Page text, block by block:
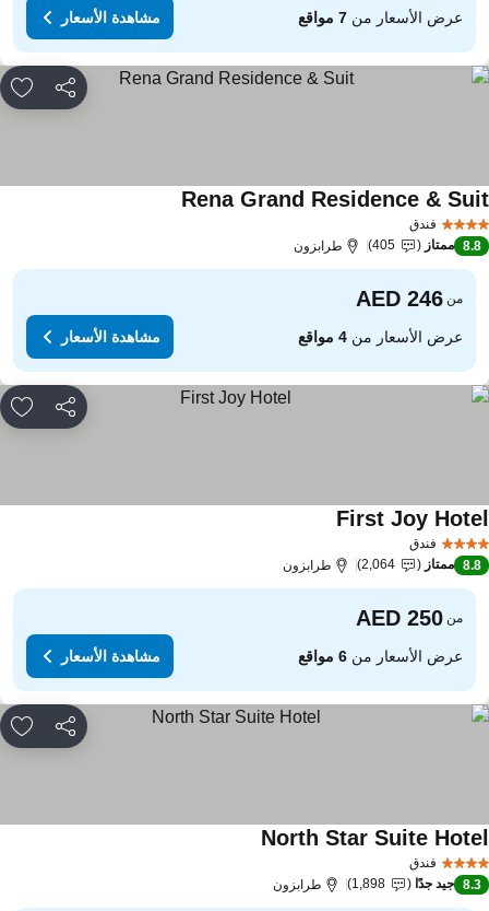
عرض الأسعار من7 مواقع مشاهدة الأسعار
مشاركة
فندق
Rena Grand Residence &مشاهدة الأسعار
8.8 ممتاز 405 طرابزون
من
عرض الأسعار من4 مواقع مشاهدة الأسعار
مشاركة
فندق
First Joyمشاهدة الأسعار
8.8 ممتاز 2,064 طرابزون
من
عرض الأسعار من6 مواقع مشاهدة الأسعار
مشاركة
فندق
North Star Suiteمشاهدة الأسعار
8.3 جيد جدًا 1,898 طرابزون